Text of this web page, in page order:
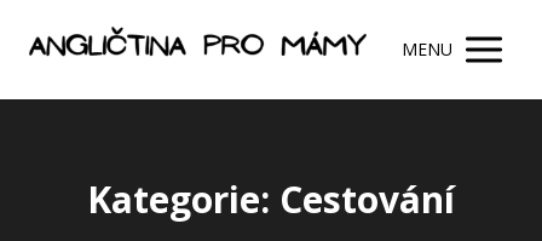
MENU
Kategorie: Cestování